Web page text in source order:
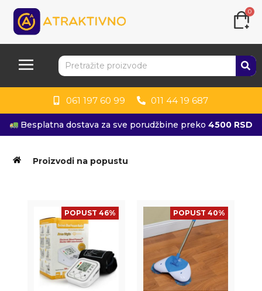
0
061 197 60 99 011 44 19 687
Besplatna dostava za sve porudžbine preko4500 RSD
Proizvodi na popustu
POPUST 46% POPUST 40%